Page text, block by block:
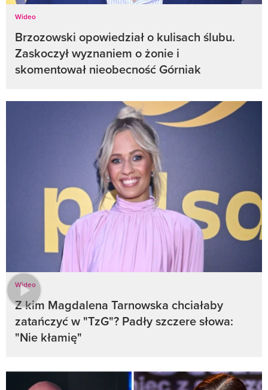
Wideo
Brzozowski opowiedział o kulisach ślubu.
Zaskoczył wyznaniem o żonie i
skomentował nieobecność Górniak
Wideo
Z kim Magdalena Tarnowska chciałaby
zatańczyć w "TzG"? Padły szczere słowa:
"Nie kłamię"